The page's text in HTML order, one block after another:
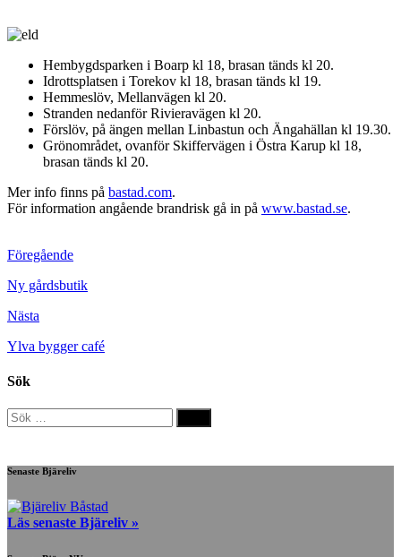
Hembygdsparken i Boarp kl 18, brasan tänds kl 20.
Idrottsplatsen i Torekov kl 18, brasan tänds kl 19.
Hemmeslöv, Mellanvägen kl 20.
Stranden nedanför Rivieravägen kl 20.
Förslöv, på ängen mellan Linbastun och Ängahällan kl 19.30.
Grönområdet, ovanför Skiffervägen i Östra Karup kl 18,
brasan tänds kl 20.
Mer info finns på bastad.com.
För information angående brandrisk gå in på www.bastad.se.
Föregående
Ny gårdsbutik
Nästa
Ylva bygger café
Sök
Sök
efter:
Senaste Bjäreliv
Läs senaste Bjäreliv »